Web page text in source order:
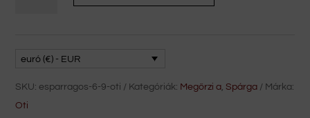
euró (€) - EUR
SKU: esparragos-6-9-oti Kategóriák: Megőrzi a,Spárga
Márka:
Oti